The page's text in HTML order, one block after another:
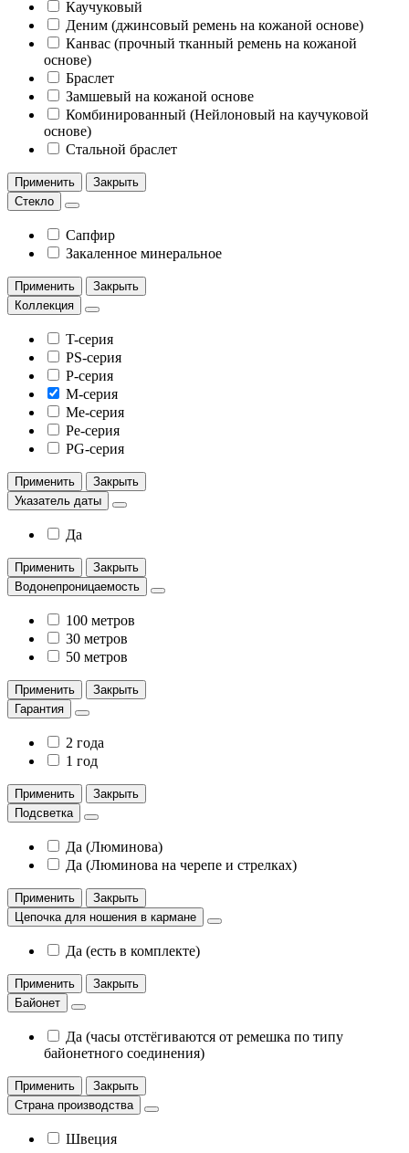
Каучуковый
Деним (джинсовый ремень на кожаной основе)
Канвас (прочный тканный ремень на кожаной
основе)
Браслет
Замшевый на кожаной основе
Комбинированный (Нейлоновый на каучуковой
основе)
Стальной браслет
Применить
Закрыть
Стекло
Сапфир
Закаленное минеральное
Применить
Закрыть
Коллекция
T-серия
PS-cерия
P-серия
М-серия
Me-серия
Pe-серия
PG-серия
Применить
Закрыть
Указатель даты
Да
Применить
Закрыть
Водонепроницаемость
100 метров
30 метров
50 метров
Применить
Закрыть
Гарантия
2 года
1 год
Применить
Закрыть
Подсветка
Да (Люминова)
Да (Люминова на черепе и стрелках)
Применить
Закрыть
Цепочка для ношения в кармане
Да (есть в комплекте)
Применить
Закрыть
Байонет
Да (часы отстёгиваются от ремешка по типу
байонетного соединения)
Применить
Закрыть
Страна производства
Швеция